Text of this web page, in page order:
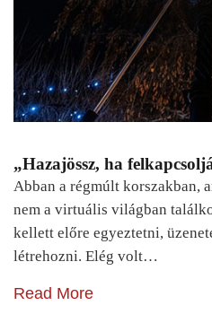
„Hazajössz, ha
Abban a régmúlt korszakban,
nem a virtuális világban
kellett előre egyeztetni,
létrehozni. Elég volt…
Read More